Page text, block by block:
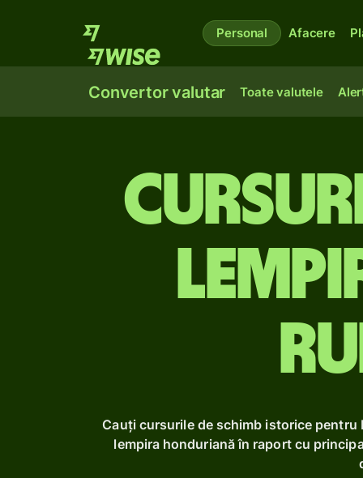
Personal Afacere
Convertor valutar Toate valutele
Cauți cursurile de schimb istorice
lempira honduriană în raport cu